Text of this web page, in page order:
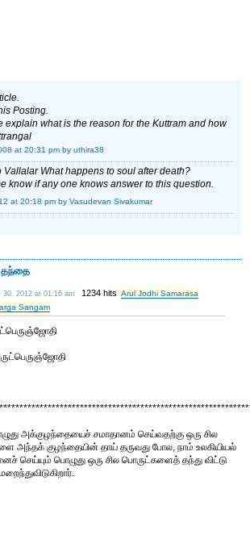
Posting.
explain what is the reason for the Kuttram and how
at 20:31 pm by uthira38
Vallalar What happens to soul after death?
know if any one knows answer to this question.
at 20:18 pm by Vasudevan Sivakumar
தந்தை
30, 2012 at 01:16 am 1234 hits Arul Jodhi Samarasa
Sangam
அக்குழந்தையைச் சமாதானம் செய்வதற்கு ஒரு சில
அந்தக் குழந்தையின் தாய் தருவது போல, நாம் உலகியியல்
செய்யும் பொழுது ஒரு சில பொருட்களைத் தந்து விட்டு